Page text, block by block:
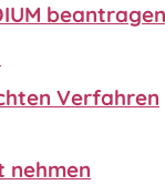
beantragen
Verfahren
nehmen